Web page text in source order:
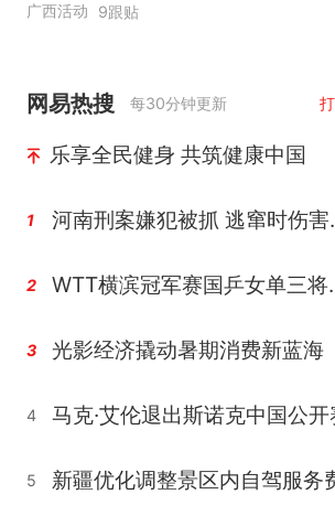
广西活动 9跟贴
网易热搜 每30分钟更新
乐享全民健身 共筑健康中国
1 河南
2 WTT横
3 光影经济撬动暑期消费新蓝海
4 马克·艾伦退出斯诺克中国公开
5 新疆优化调整景区内自驾服务